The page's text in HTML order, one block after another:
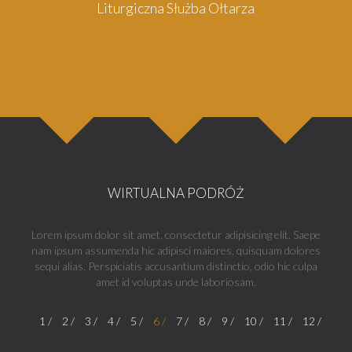
Liturgiczna Służba Ołtarza
WIRTUALNA PODRÓŻ
Lorem ipsum dolor sit amet, consectetur adipisicing elit. Saepe
nam ipsum assumenda hic adipisci maiores, quisquam dolores
sequi alias. Perspiciatis accusantium distinctio, odio hic culpa
amet id voluptas unde laboriosam.
1 2 3 4 5 6 7 8 9 10 11 12